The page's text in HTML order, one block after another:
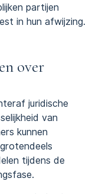
partijen
in hun afwijzing.
over
juridische
van
kunnen
tijdens de